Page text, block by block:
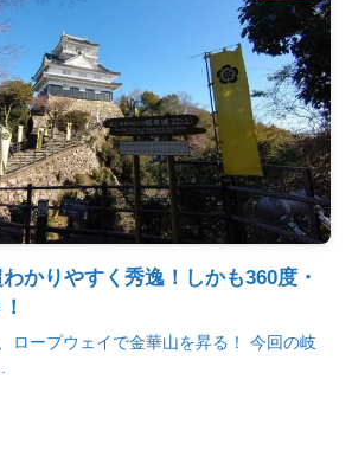
かりやすく秀逸！しかも360度・
ロープウェイで金華山を昇る！ 今回の岐